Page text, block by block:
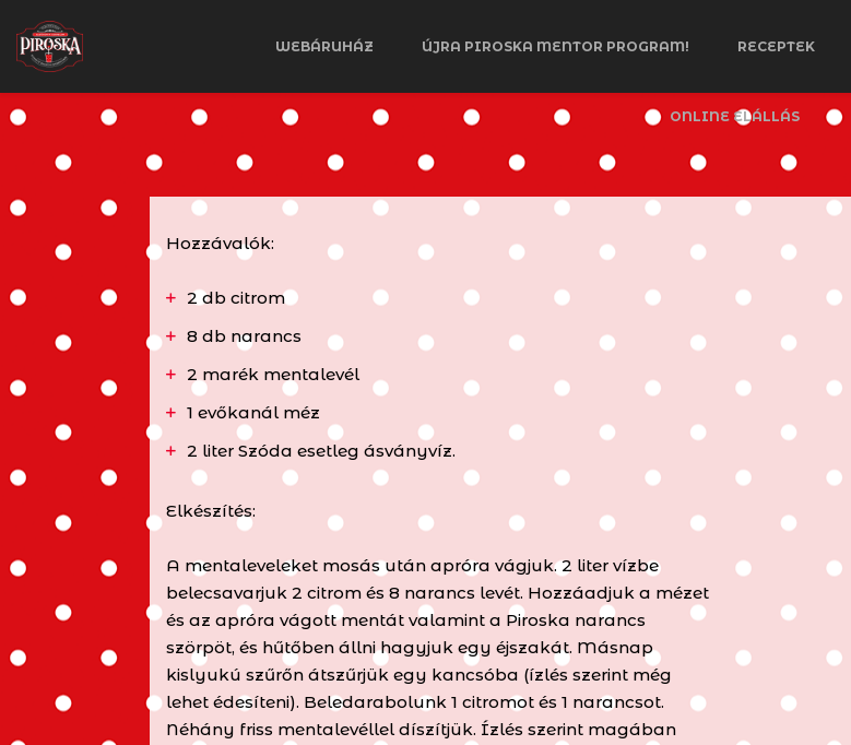
WEBÁRUHÁZ ÚJRA PIROSKA MENTOR PROGRAM! RECEPTEK
ONLINE ELÁLLÁS
Hozzávalók:
2 db citrom
8 db narancs
2 marék mentalevél
1 evőkanál méz
2 liter Szóda esetleg ásványvíz.
Elkészítés:
A mentaleveleket mosás után apróra vágjuk. 2 liter vízbe
belecsavarjuk 2 citrom és 8 narancs levét. Hozzáadjuk a mézet
és az apróra vágott mentát valamint a Piroska narancs
szörpöt, és hűtőben állni hagyjuk egy éjszakát. Másnap
kislyukú szűrőn átszűrjük egy kancsóba (ízlés szerint még
lehet édesíteni). Beledarabolunk 1 citromot és 1 narancsot.
Néhány friss mentalevéllel díszítjük. Ízlés szerint magában